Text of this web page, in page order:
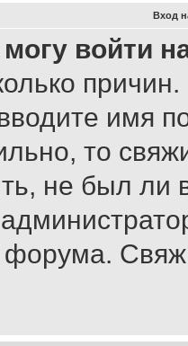
Вход
войти
имя
то
не был ли